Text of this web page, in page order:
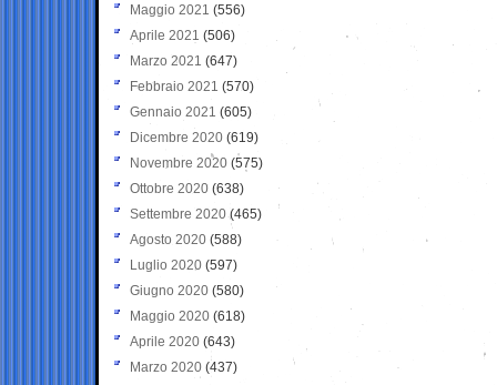
Maggio 2021 (556)
Aprile 2021 (506)
Marzo 2021 (647)
Febbraio 2021 (570)
Gennaio 2021 (605)
Dicembre 2020 (619)
Novembre 2020 (575)
Ottobre 2020 (638)
Settembre 2020(465)
Agosto 2020 (588)
Luglio 2020 (597)
Giugno 2020 (580)
Maggio 2020 (618)
Aprile 2020 (643)
Marzo 2020 (437)